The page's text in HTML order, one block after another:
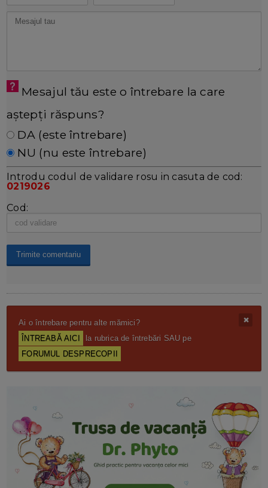
Mesajul tău este o întrebare la care
aștepți răspuns?
DA (este întrebare)
NU (nu este întrebare)
Introdu codul de validare rosu in casuta de cod:
0219026
Cod:
Ai o întrebare pentru alte mămici?
ÎNTREABĂ AICI
la rubrica de întrebări SAU pe
FORUMUL DESPRECOPII